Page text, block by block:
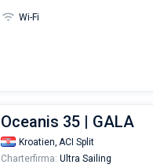
Wi-Fi
Oceanis 35 | GALA
Kroatien, ACI Split
Charterfirma: Ultra Sailing